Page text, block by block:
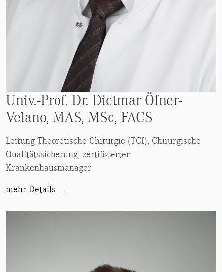
Univ.-Prof. Dr. Dietmar Öfner-
Velano, MAS, MSc, FACS
Leitung Theoretische Chirurgie (TCI), Chirurgische
Qualitätssicherung, zertifizierter
Krankenhausmanager
mehr Details…